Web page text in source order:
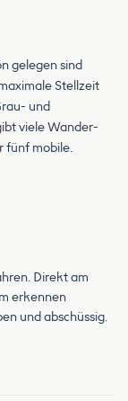
gelegen sind
Stellzeit
und
viele Wander-
fünf mobile.
Direkt am
erkennen
und abschüssig.